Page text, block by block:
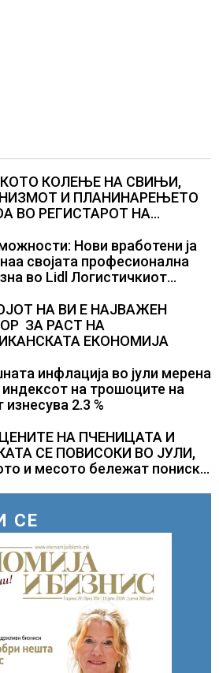
КОЛЕЊЕ НА СВИЊИ,
И ПЛАНИНАРЕЊЕТО
ВО РЕГИСТАРОТ НА
Нови вработени ја
својата професионална
во Lidl Логистичкиот
НА ВИ Е НАЈВАЖЕН
ЗА РАСТ НА
ЕКОНОМИЈА
инфлација во јули мерена
индексот на трошоците на
2.3 %
НА ПЧЕНИЦАТА И
СЕ ПОВИСОКИ ВО ЈУЛИ,
и месото бележат пониски
СЕ